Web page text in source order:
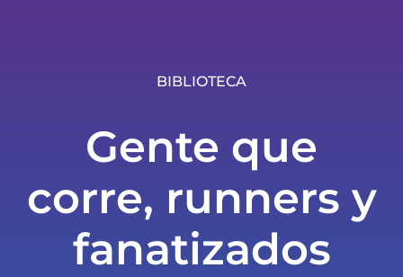
BIBLIOTECA
Gente que
corre, runners y
fanatizados